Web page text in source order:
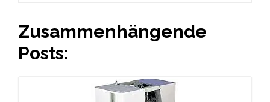
Zusammenhängende
Posts: